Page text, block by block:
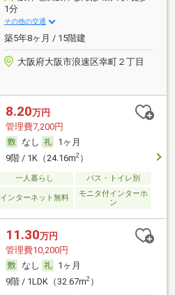
1分
その他の交通
築5年8ヶ月 / 15階建
大阪府大阪市浪速区幸町２丁目
8.20万円
管理費7,200円
なし
1ヶ月
9階 / 1K（24.16m2）
一人暮らし バス・トイレ別
インターネット無料
モニタ付インターホ
ン
11.30万円
管理費10,200円
なし
1ヶ月
9階 / 1LDK（32.67m2）